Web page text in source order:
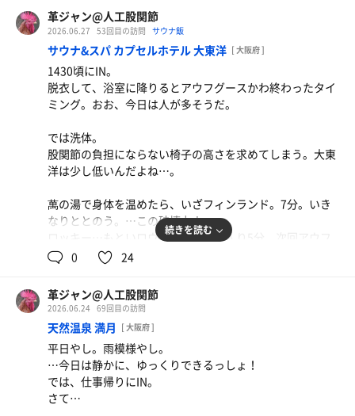
今月は誕生月。
ホームのクーポンと、GSSのクーポンをゲット。
神戸サウナの…無かったかな…と探しつつ…。
に移動。
ロウリュサウナもソロ。
実は改装後、3段目に座ったことが無い。いつも混んでる
んだ…。と、言う事で初の3段目。なるほど、温度が違う
ね、90℃。…あとはオートロウリュを経験しておかない
と。
カップル不在を確認して、フィンランド帰還。
先客がお一人、ロダンスタイルでサウナ中。ワタシは只管
打坐スタイルで。セルフロウリュを行い、静かなサウナタ
剃毛、歯みがき、洗体を行う。冷感洗髪料もたまには良
流れるような寝風呂、萬の湯、シャワーのコンボで締め。
0740、そろそろと動き始める。
まずはウィスキングサウナへ。
今度はさすがに3名体制でスタート。
ワタシの入室2分でロウリュをしてくれた紳士、ありがと
う。素晴らしいタイミングでした。
革ジャン@人工股関節
2026.06.27 53回目の訪問 サウナ飯
サウナ&スパ カプセルホテル 大東洋 [ 大阪府 ]
1430頃にIN。
脱衣して、浴室に降りるとアウフグースかわ終わったタイ
ミング。おお、今日は人が多そうだ。
では洗体。
股関節の負担にならない椅子の高さを求めてしまう。大東
洋は少し低いんだよね…。
萬の湯で身体を温めたら、いざフィンランド。7分。いき
なりととのう。…この破壊力よ…。
ロッキー…もといロウリュサウナに入り5分。次回アウフ
グースのための換気が始まり休憩に。
…ここまできたら…と、次のセットは福田氏のアウフグー
ス。パワフルやなぁ…と思いつつ風を受ける。
白湯とシャワーで第1ラウンドは終了。
…ああ、もう1600…時間が立つのは早いのぅ。
休憩を挟み、気づくと1745。
次のラウンドへ。
続きを読む
0 24
革ジャン@人工股関節
2026.06.24 69回目の訪問
天然温泉 満月 [ 大阪府 ]
平日やし。雨模様やし。
…今日は静かに、ゆっくりできるっしょ！
では、仕事帰りにIN。
さて…